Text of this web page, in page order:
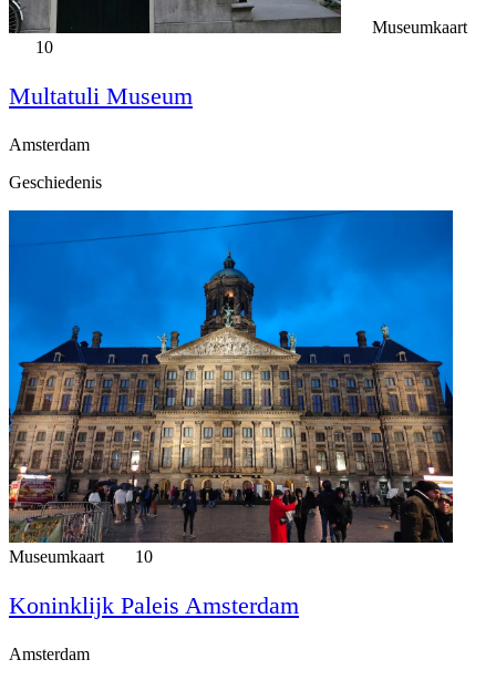
Museumkaart
10
Multatuli Museum
Amsterdam
Geschiedenis
Museumkaart 10
Koninklijk Paleis Amsterdam
Amsterdam